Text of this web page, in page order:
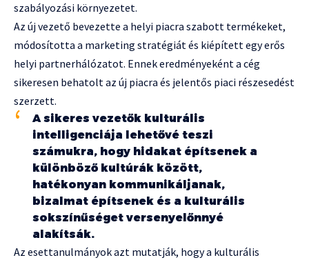
szabályozási környezetet.
Az új vezető bevezette a helyi piacra szabott termékeket,
módosította a marketing stratégiát és kiépített egy erős
helyi partnerhálózatot. Ennek eredményeként a cég
sikeresen behatolt az új piacra és jelentős piaci részesedést
szerzett.
A sikeres vezetők kulturális
intelligenciája lehetővé teszi
számukra, hogy hidakat építsenek a
különböző kultúrák között,
hatékonyan kommunikáljanak,
bizalmat építsenek és a kulturális
sokszínűséget versenyelőnnyé
alakítsák.
Az esettanulmányok azt mutatják, hogy a kulturális